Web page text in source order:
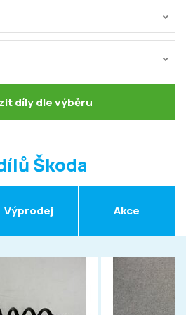
díly dle výběru
Škoda
Výprodej Akce